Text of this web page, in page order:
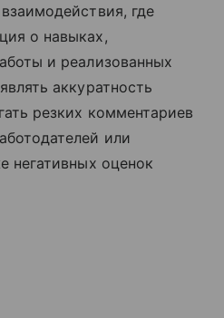
где
о навыках,
и реализованных
аккуратность
резких комментариев
или
негативных оценок